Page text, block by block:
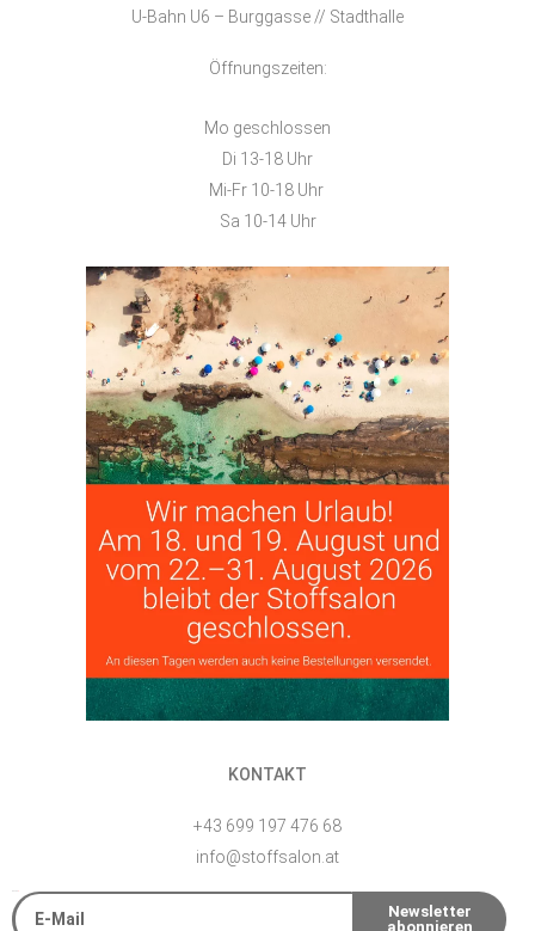
U-Bahn U6 – Burggasse // Stadthalle
Öffnungszeiten:
Mo geschlossen
Di 13-18 Uhr
Mi-Fr 10-18 Uhr
Sa 10-14 Uhr
KONTAKT
+43 699 197 476 68
info@stoffsalon.at
Newsletter
abonnieren